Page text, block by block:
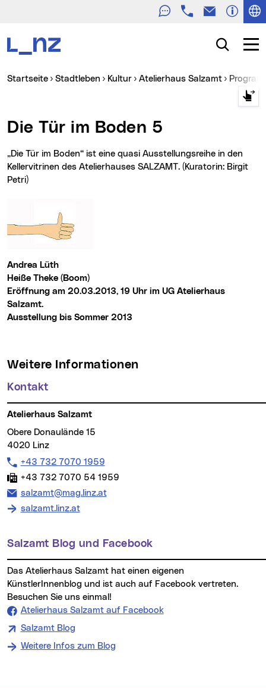
TelefonE-Mail
Suche
Sie sind hier:
Startseite Stadtleben Kultur Atelierhaus Salzamt
Die Tür im Boden 5
„Die Tür im Boden“ ist eine quasi Ausstellungsreihe in den
Kellervitrinen des Atelierhauses SALZAMT. (Kuratorin: Birgit
Petri)
Andrea Lüth
Heiße Theke (Boom)
Eröffnung am 20.03.2013, 19 Uhr im UG Atelierhaus
Salzamt.
Ausstellung bis Sommer 2013
Weitere Informationen
Kontakt
Atelierhaus Salzamt
Obere Donaulände 15
4020 Linz
Telefon:
+43 732 7070 1959
Fax:
+43 732 7070 54 1959
E-Mail Adresse:
salzamt@mag.linz.at
salzamt.linz.at
Salzamt Blog und Facebook
Das Atelierhaus Salzamt hat einen eigenen
KünstlerInnenblog und ist auch auf Facebook vertreten.
Besuchen Sie uns einmal!
Atelierhaus Salzamt auf Facebook
Salzamt Blog
Weitere Infos zum Blog